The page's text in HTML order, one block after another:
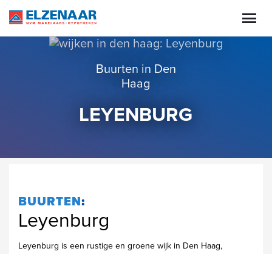
Buurten in Den
Haag
LEYENBURG
BUURTEN:
Leyenburg
Leyenburg is een rustige en groene wijk in Den Haag,